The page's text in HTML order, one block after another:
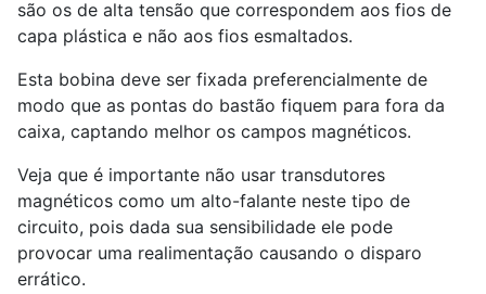
são os de alta tensão que correspondem aos fios de
capa plástica e não aos fios esmaltados.
Esta bobina deve ser fixada preferencialmente de
modo que as pontas do bastão fiquem para fora da
caixa, captando melhor os campos magnéticos.
Veja que é importante não usar transdutores
magnéticos como um alto-falante neste tipo de
circuito, pois dada sua sensibilidade ele pode
provocar uma realimentação causando o disparo
errático.